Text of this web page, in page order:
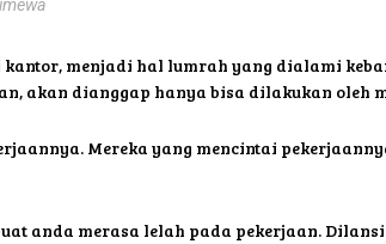
menjadi hal lumrah yang dialami
akan dianggap hanya bisa dilakukan oleh
Mereka yang mencintai
anda merasa lelah pada pekerjaan.